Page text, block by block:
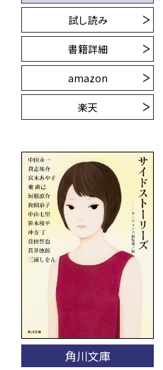
試し読み
書籍詳細
amazon
楽天
角川文庫